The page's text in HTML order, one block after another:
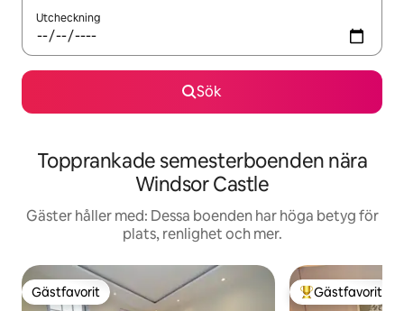
Utcheckning
Sök
Topprankade semesterboenden nära
Windsor Castle
Gäster håller med: Dessa boenden har höga betyg för
plats, renlighet och mer.
Gästfavorit
Gästfavorit Populär
Gästfavorit